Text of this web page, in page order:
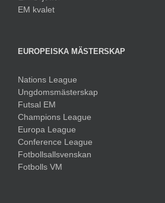
EM kvalet
EUROPEISKA MÄSTERSKAP
Nations League
Ungdomsmästerskap
Futsal EM
Champions League
Europa League
Conference League
Fotbollsallsvenskan
Fotbolls VM